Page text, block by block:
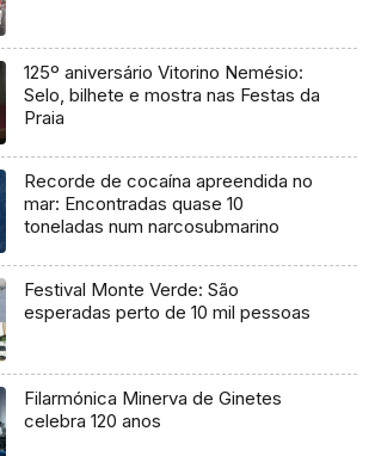
125º aniversário Vitorino Nemésio:
Selo, bilhete e mostra nas Festas da
Praia
Recorde de cocaína apreendida no
mar: Encontradas quase 10
toneladas num narcosubmarino
Festival Monte Verde: São
esperadas perto de 10 mil pessoas
Filarmónica Minerva de Ginetes
celebra 120 anos